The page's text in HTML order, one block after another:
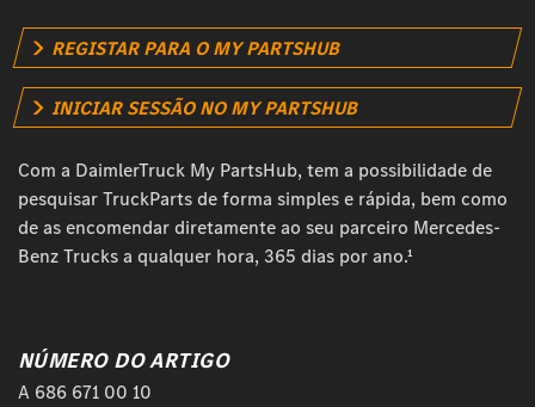
REGISTAR PARA O MY PARTSHUB
INICIAR SESSÃO NO MY PARTSHUB
Com a DaimlerTruck My PartsHub, tem a possibilidade de
pesquisar TruckParts de forma simples e rápida, bem como
de as encomendar diretamente ao seu parceiro Mercedes-
Benz Trucks a qualquer hora, 365 dias por ano.¹
NÚMERO DO ARTIGO
A 686 671 00 10